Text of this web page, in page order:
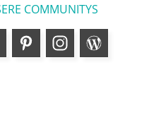
COMMUNITYS